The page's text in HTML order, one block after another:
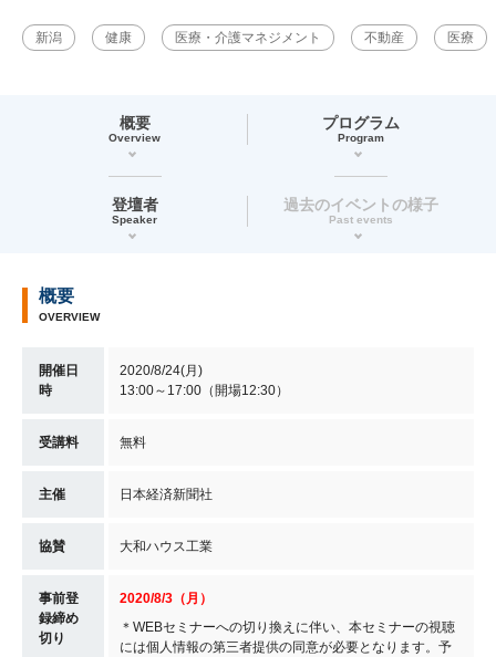
新潟 健康 医療・介護マネジメント 不動産 医療
概要
Overview
プログラム
Program
登壇者
Speaker
過去のイベントの様子
Past events
概要
OVERVIEW
開催日
時
2020/8/24(月)
13:00～17:00（開場12:30）
受講料 無料
主催 日本経済新聞社
協賛 大和ハウス工業
事前登
録締め
切り
2020/8/3（月）
＊WEBセミナーへの切り換えに伴い、本セミナーの視聴
には個人情報の第三者提供の同意が必要となります。予